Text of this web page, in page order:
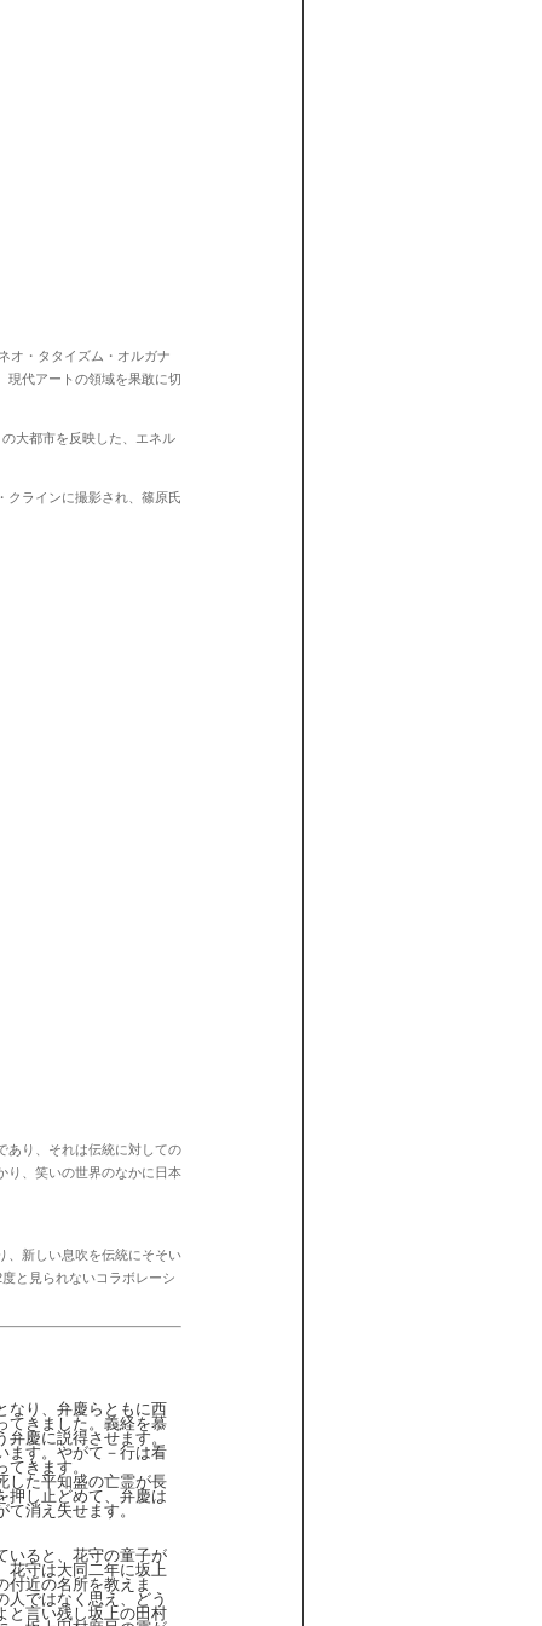
オ・タタイズム・オルガナ
代アートの領域を果敢に切
大都市を反映した、エネル
ラインに撮影され、篠原氏
り、それは伝統に対しての
り、笑いの世界のなかに日本
新しい息吹を伝統にそそい
と見られないコラボレーシ
なり、弁慶らともに西
てきました。義経を慕
慶に説得させます。
ます。やがて－行は看
きます。
した平知盛の亡霊が長
押し止どめて、弁慶は
消え失せます。
いると、花守の童子が
花守は大同二年に坂上
付近の名所を教えま
人ではなく思え、どう
と言い残し坂上の田村